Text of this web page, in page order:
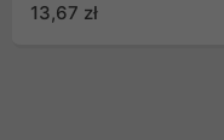
13,67 zł